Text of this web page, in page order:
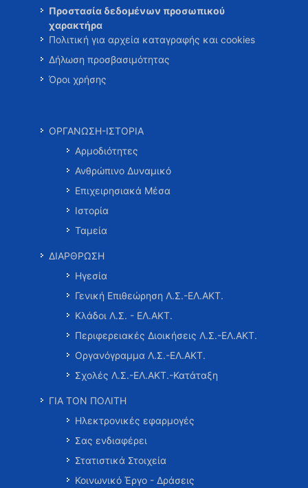
Προστασία δεδομένων προσωπικού
χαρακτήρα
Πολιτική για αρχεία καταγραφής και cookies
Δήλωση προσβασιμότητας
Όροι χρήσης
ΟΡΓΑΝΩΣΗ-ΙΣΤΟΡΙΑ
Αρμοδιότητες
Ανθρώπινο Δυναμικό
Επιχειρησιακά Μέσα
Ιστορία
Ταμεία
ΔΙΑΡΘΡΩΣΗ
Ηγεσία
Γενική Επιθεώρηση Λ.Σ.-ΕΛ.ΑΚΤ.
Κλάδοι Λ.Σ. - ΕΛ.ΑΚΤ.
Περιφερειακές Διοικήσεις Λ.Σ.-ΕΛ.ΑΚΤ.
Οργανόγραμμα Λ.Σ.-ΕΛ.ΑΚΤ.
Σχολές Λ.Σ.-ΕΛ.ΑΚΤ.-Κατάταξη
ΓΙΑ ΤΟΝ ΠΟΛΙΤΗ
Ηλεκτρονικές εφαρμογές
Σας ενδιαφέρει
Στατιστικά Στοιχεία
Κοινωνικό Έργο - Δράσεις